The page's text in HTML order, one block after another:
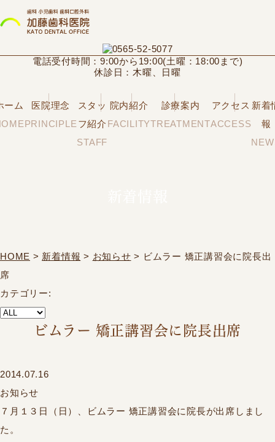
電話受付時間：9:00から19:00(土曜：18:00まで)
休診日：木曜、日曜
ーム
医院理念
PRINCIPLE
スタッ
フ紹介
STAFF
院内紹介
FACILITY
診療案内
TREATMENT
アクセス
ACCESS
新着
報
HOME > 新着情報 > お知らせ > ビムラー 矯正講習会に院長出
席
カテゴリー:
ビムラー 矯正講習会に院長出席
2014.07.16
お知らせ
７月１３日（日）、ビムラー 矯正講習会に院長が出席しまし
た。